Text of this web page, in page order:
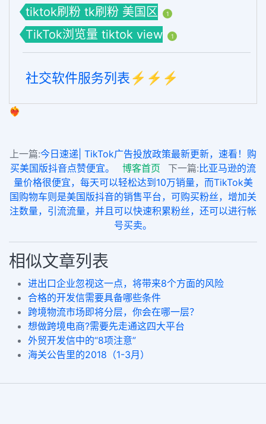
tiktok刷粉 tk刷粉 美国区 1
TikTok浏览量 tiktok view 1
社交软件服务列表⚡️⚡️⚡️
❤️‍🔥
上一篇:今日速递| TikTok广告投放政策最新更新，速看！购
买美国版抖音点赞便宜。
博客首页 下一篇: 比亚马逊的流
量价格很便宜，每天可以轻松达到10万销量，而TikTok美
国购物车则是美国版抖音的销售平台，可购买粉丝，增加关
注数量，引流流量，并且可以快速积累粉丝，还可以进行帐
号买卖。
相似文章列表
进出口企业忽视这一点，将带来8个方面的风险
合格的开发信需要具备哪些条件
跨境物流市场即将分层，你会在哪一层？
想做跨境电商?需要先走通这四大平台
外贸开发信中的“8项注意”
海关公告里的2018（1-3月）